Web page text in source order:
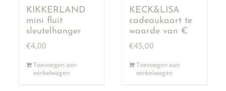
KIKKERLAND
mini fluit
sleutelhanger
€4,00
Toevoegen aan
winkelwagen
KECK&LISA
cadeaukaart te
waarde van €
50,00
€45,00
Toevoegen aan
winkelwagen